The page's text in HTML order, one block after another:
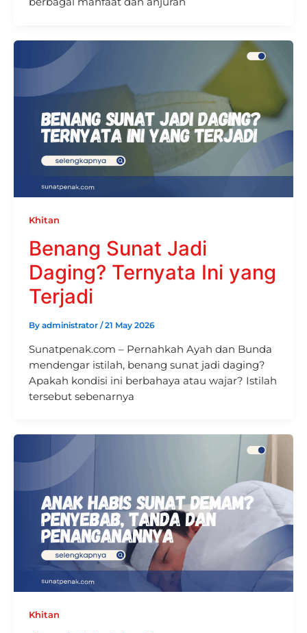
Khitan
Benang Sunat Jadi
Daging? Ternyata Ini yang
Terjadi
By administrator /21 May 2026
Sunatpenak.com – Pernahkah Ayah dan Bunda
mendengar istilah, benang sunat jadi daging?
Apakah kondisi ini berbahaya atau wajar? Istilah
tersebut sebenarnya
Khitan